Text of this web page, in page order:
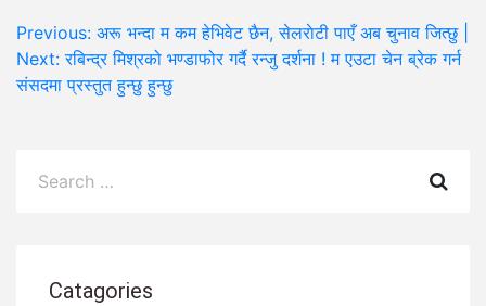
Post
navigation
Previous: अरू भन्दा म कम हेभिवेट छैन, सेलराेटी पाएँ अब चुनाव जित्छु |
Next: रबिन्द्र मिश्रको भण्डाफोर गर्दै रन्जु दर्शना ! म एउटा चेन ब्रेक गर्न
संसदमा प्रस्तुत हुन्छु हुन्छु
for:
Catagories